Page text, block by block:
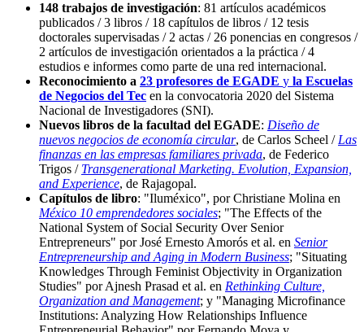
148 trabajos de investigación: 81 artículos académicos
publicados / 3 libros / 18 capítulos de libros / 12 tesis
doctorales supervisadas / 2 actas / 26 ponencias en congresos /
2 artículos de investigación orientados a la práctica / 4
estudios e informes como parte de una red internacional.
Reconocimiento a 23 profesores de EGADE y la Escuelas
de Negocios del Tec en la convocatoria 2020 del Sistema
Nacional de Investigadores (SNI).
Nuevos libros de la facultad del EGADE: Diseño de
nuevos negocios de economía circular, de Carlos Scheel /Las
finanzas en las empresas familiares privada, de Federico
Trigos / Transgenerational Marketing. Evolution, Expansion,
and Experience, de Rajagopal.
Capítulos de libro: "Iluméxico", por Christiane Molina en
México 10 emprendedores sociales; "The Effects of the
National System of Social Security Over Senior
Entrepreneurs" por José Ernesto Amorós et al. en Senior
Entrepreneurship and Aging in Modern Business; "Situating
Knowledges Through Feminist Objectivity in Organization
Studies" por Ajnesh Prasad et al. en Rethinking Culture,
Organization and Management; y "Managing Microfinance
Institutions: Analyzing How Relationships Influence